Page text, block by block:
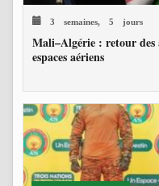
3 semaines, 5 jours
Mali–Algérie : retour des
espaces aériens